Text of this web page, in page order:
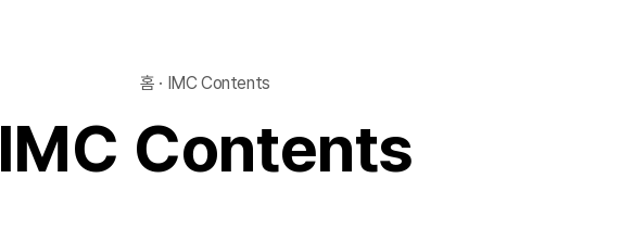
홈 · IMC Contents
IMC Contents